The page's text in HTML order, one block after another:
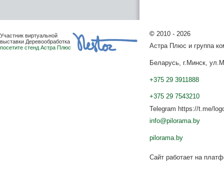
Участник виртуальной
выставки Деревообработка
посетите стенд Астра Плюс
© 2010 - 2026
Астра Плюс и группа
Беларусь, г.Минск,
+375 29 3911888
+375 29 7543210
Telegram https://t.me/
info@pilorama.by
pilorama.by
Сайт работает на